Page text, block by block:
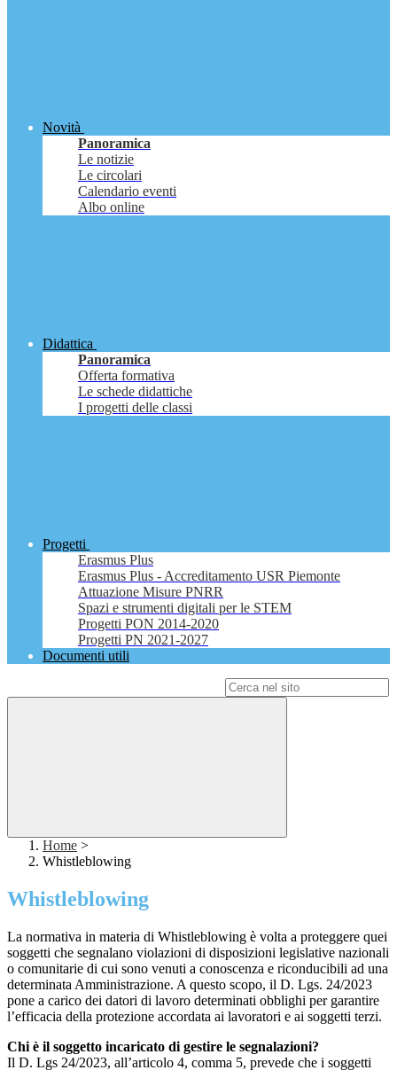
Novità
Panoramica
Le notizie
Le circolari
Calendario eventi
Albo online
Didattica
Panoramica
Offerta formativa
Le schede didattiche
I progetti delle classi
Progetti
Erasmus Plus
Erasmus Plus - Accreditamento USR Piemonte
Attuazione Misure PNRR
Spazi e strumenti digitali per le STEM
Progetti PON 2014-2020
Progetti PN 2021-2027
Documenti utili
Home >
Whistleblowing
Whistleblowing
La normativa in materia di Whistleblowing è volta a proteggere quei
soggetti che segnalano violazioni di disposizioni legislative nazionali
o comunitarie di cui sono venuti a conoscenza e riconducibili ad una
determinata Amministrazione. A questo scopo, il D. Lgs. 24/2023
pone a carico dei datori di lavoro determinati obblighi per garantire
l’efficacia della protezione accordata ai lavoratori e ai soggetti terzi.
Chi è il soggetto incaricato di gestire le segnalazioni?
Il D. Lgs 24/2023, all’articolo 4, comma 5, prevede che i soggetti